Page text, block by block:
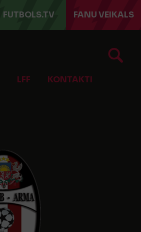
FUTBOLS.TV FANU VEIKALS
LFF KONTAKTI